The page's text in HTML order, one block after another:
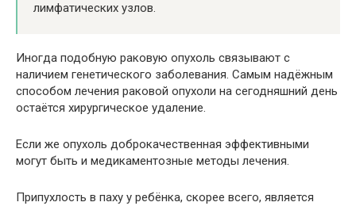
лимфатических узлов.
Иногда подобную раковую опухоль связывают с
наличием генетического заболевания. Самым надёжным
способом лечения раковой опухоли на сегодняшний день
остаётся хирургическое удаление.
Если же опухоль доброкачественная эффективными
могут быть и медикаментозные методы лечения.
Припухлость в паху у ребёнка, скорее всего, является